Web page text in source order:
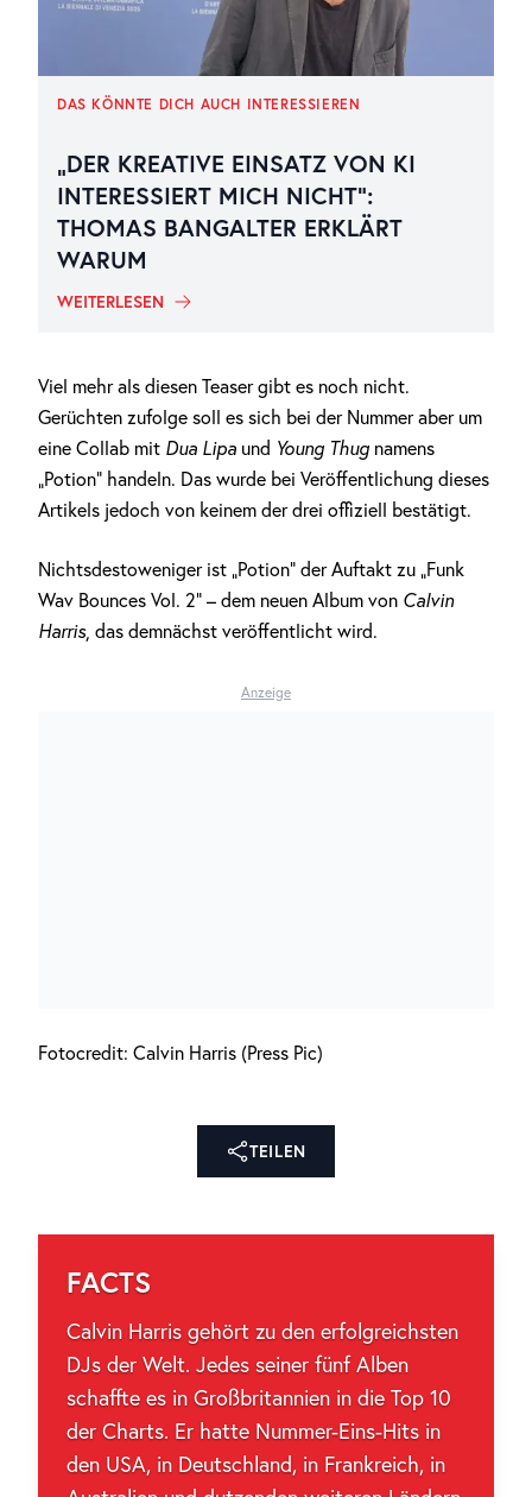
DAS KÖNNTE DICH AUCH INTERESSIEREN
„DER KREATIVE EINSATZ VON KI
INTERESSIERT MICH NICHT“:
THOMAS BANGALTER ERKLÄRT
WARUM
WEITERLESEN
Viel mehr als diesen Teaser gibt es noch nicht.
Gerüchten zufolge soll es sich bei der Nummer aber um
eine Collab mit Dua Lipa und Young Thug namens
„Potion“ handeln. Das wurde bei Veröffentlichung dieses
Artikels jedoch von keinem der drei offiziell bestätigt.
Nichtsdestoweniger ist „Potion“ der Auftakt zu „Funk
Wav Bounces Vol. 2“ – dem neuen Album von Calvin
Harris, das demnächst veröffentlicht wird.
Anzeige
Fotocredit: Calvin Harris (Press Pic)
TEILEN
FACTS
Calvin Harris gehört zu den erfolgreichsten
DJs der Welt. Jedes seiner fünf Alben
schaffte es in Großbritannien in die Top 10
der Charts. Er hatte Nummer-Eins-Hits in
den USA, in Deutschland, in Frankreich, in